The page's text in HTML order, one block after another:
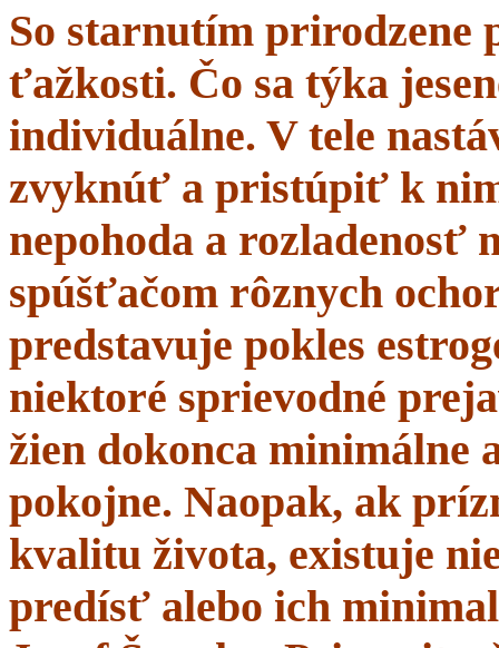
So starnutím prirodzene
ťažkosti. Čo sa týka
individuálne. V tele
zvyknúť a pristúpiť k
nepohoda a
spúšťačom rôznych
predstavuje pokles
niektoré sprievodné
žien dokonca minimálne
pokojne. Naopak, ak
kvalitu života, existuje
predísť alebo ich